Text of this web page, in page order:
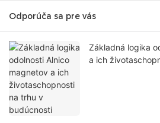
Odporúča sa pre vás
Základná logika
a ich